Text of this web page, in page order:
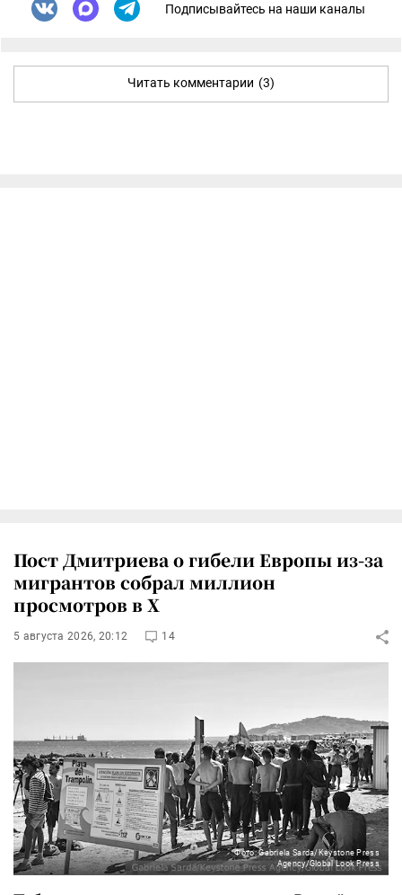
Подписывайтесь на наши каналы
Читать комментарии (3)
Пост Дмитриева о гибели Европы из-за
мигрантов собрал миллион
просмотров в X
5 августа 2026, 20:12 14
Фото: Gabriela Sarda/Keystone Press
Agency/Global Look Press